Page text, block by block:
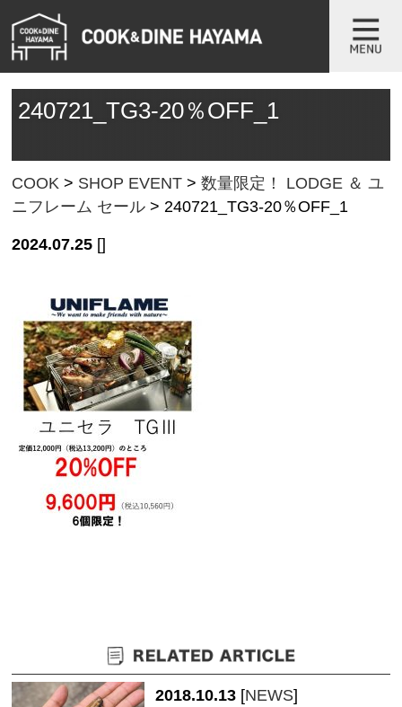
240721_TG3-20％OFF_1
COOK > SHOP EVENT >数量限定！ LODGE ＆ ユ
ニフレーム セール > 240721_TG3-20％OFF_1
2024.07.25 []
2018.10.13 [NEWS]